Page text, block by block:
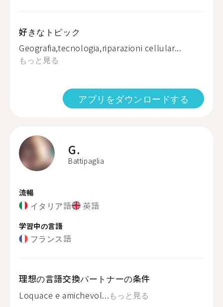
好きなトピック
Geografia,tecnologia,riparazioni cellular...
もっと見る
アプリをダウンロードする
G.
Battipaglia
流暢
イタリア語 英語
学習中の言語
フランス語
理想の言語交換パートナーの条件
Loquace e amichevol...もっと見る